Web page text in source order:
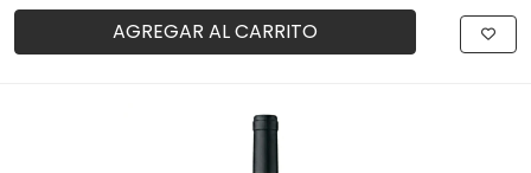
AGREGAR AL CARRITO